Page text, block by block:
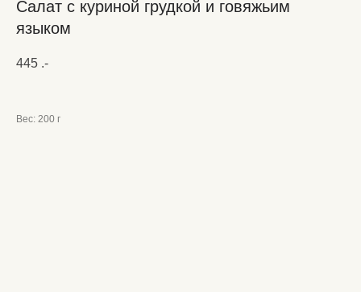
Салат с куриной грудкой и говяжьим
языком
445 .-
Вес: 200 г